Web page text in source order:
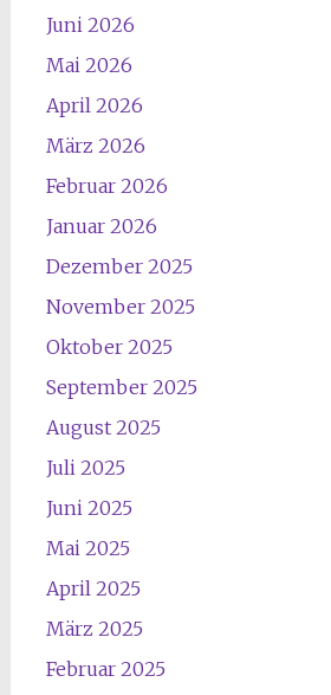
Juni 2026
Mai 2026
April 2026
März 2026
Februar 2026
Januar 2026
Dezember 2025
November 2025
Oktober 2025
September 2025
August 2025
Juli 2025
Juni 2025
Mai 2025
April 2025
März 2025
Februar 2025